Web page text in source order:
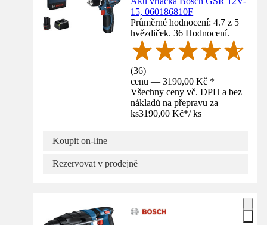
15, 060186810F
Průměrné hodnocení: 4.7 z 5
hvězdiček. 36 Hodnocení.
(36)
cenu — 3190,00 Kč *
Všechny ceny vč. DPH a bez
nákladů na přepravu za
ks3190,00 Kč*/ ks
Koupit on-line
Rezervovat v prodejně